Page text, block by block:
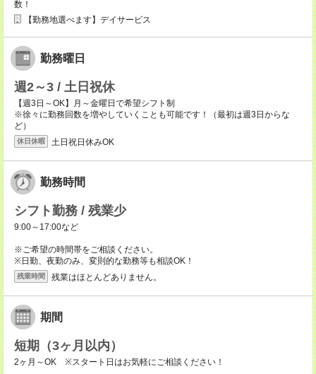
数！
【勤務地選べます】デイサービス
勤務曜日
週2～3 / 土日祝休
【週3日～OK】月～金曜日で希望シフト制
※徐々に勤務回数を増やしていくことも可能です！（最初は週3日からな
ど）
休日休暇 土日祝日休みOK
勤務時間
シフト勤務 / 残業少
9:00～17:00など
※ご希望の時間帯をご相談ください。
※日勤、夜勤のみ、変則的な勤務等も相談OK！
残業時間 残業はほとんどありません。
期間
短期（3ヶ月以内）
2ヶ月～OK ※スタート日はお気軽にご相談ください！